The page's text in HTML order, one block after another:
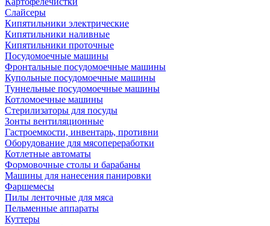
Слайсеры
Кипятильники электрические
Кипятильники наливные
Кипятильники проточные
Посудомоечные машины
Фронтальные посудомоечные машины
Купольные посудомоечные машины
Туннельные посудомоечные машины
Котломоечные машины
Стерилизаторы для посуды
Зонты вентиляционные
Гастроемкости, инвентарь, противни
Оборудование для мясопереработки
Котлетные автоматы
Формовочные столы и барабаны
Машины для нанесения панировки
Фаршемесы
Пилы ленточные для мяса
Пельменные аппараты
Куттеры